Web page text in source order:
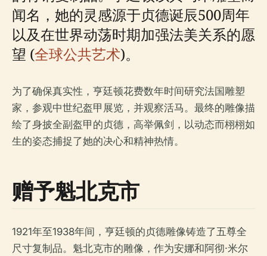
闻名，她的灵感源于贞德诞辰500周年
以及在世界动荡时期加强法美关系的愿
望 (全球公共艺术)。
为了确保真实性，亨廷顿花费数年时间研究法国雕塑
家，参观中世纪盔甲展览，并观察活马。最终的雕像描
绘了身披全副盔甲的贞德，高举佩剑，以动态而栩栩如
生的姿态捕捉了她的决心和精神热情。
赠予魁北克市
1921年至1938年间，亨廷顿的贞德雕像铸造了五尊全
尺寸复制品。魁北克市的雕像，作为安娜和阿彻·米尔